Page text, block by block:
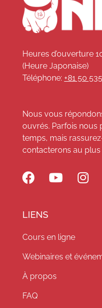
Heures d’ouverture
(Heure Japonaise)
Téléphone: +81 50
Nous vous
ouvrés. Parfois nous
temps, mais
contacterons au plus
LIENS
Cours en ligne
Webinaires et
À propos
FAQ